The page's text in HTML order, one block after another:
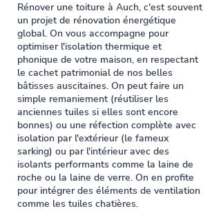
Rénover une toiture à Auch, c'est souvent
un projet de rénovation énergétique
global. On vous accompagne pour
optimiser l'isolation thermique et
phonique de votre maison, en respectant
le cachet patrimonial de nos belles
bâtisses auscitaines. On peut faire un
simple remaniement (réutiliser les
anciennes tuiles si elles sont encore
bonnes) ou une réfection complète avec
isolation par l'extérieur (le fameux
sarking) ou par l'intérieur avec des
isolants performants comme la laine de
roche ou la laine de verre. On en profite
pour intégrer des éléments de ventilation
comme les tuiles chatières.